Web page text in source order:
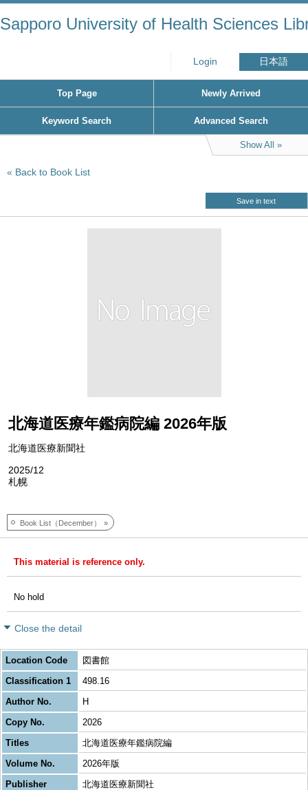
Sapporo University of Health Sciences
Login 日本語
Top Page Newly Arrived
Keyword Search Advanced Search
Show All
Back to Book List
Save in text
北海道医療年鑑病院編 2026年版
北海道医療新聞社
2025/12
札幌
Book List（December）
This material is reference only.
No hold
Close the detail
Location Code
図書館
Classification 1
498.16
Author No.
H
Copy No.
2026
Titles
北海道医療年鑑病院編
Volume No.
2026年版
Publisher
北海道医療新聞社